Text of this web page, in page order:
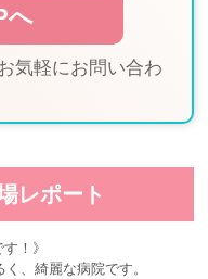
気軽にお問い合わ
レポート
！》
、綺麗な病院です。